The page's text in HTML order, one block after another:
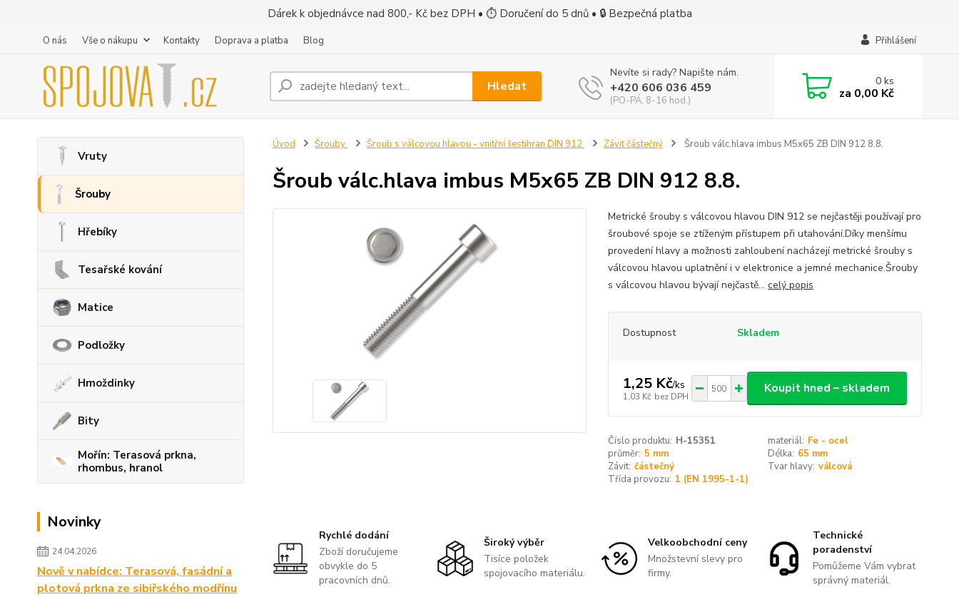
Dárek k objednávce nad 800,- Kč bez DPH • ⏱ Doručení do 5 dnů • 🔒 Bezpečná platba
O nás Vše o nákupu Kontakty Doprava a platba Blog Přihlášení
Hledat
Nevíte si rady? Napište nám.
+420 606 036 459
(PO-PÁ, 8-16 hod.)
0ks
za 0,00 Kč
Vruty
Šrouby
Hřebíky
Tesařské kování
Matice
Podložky
Hmoždinky
Bity
Mořín: Terasová prkna,
rhombus, hranol
Novinky
24.04.2026
Nově v nabídce: Terasová, fasádní a
plotová prkna ze sibiřského modřínu
Úvod Šrouby Šroub s válcovou hlavou - vnitřní šestihran DIN 912 Závit částečný Šroub válc.hlava imbus M5x65 ZB DIN 912 8.8.
Šroub válc.hlava imbus M5x65 ZB DIN 912 8.8.
Metrické šrouby s válcovou hlavou DIN 912 se nejčastěji používají pro
šroubové spoje se ztíženým přístupem při utahování.Díky menšímu
provedení hlavy a možnosti zahloubení nacházejí metrické šrouby s
válcovou hlavou uplatnění i v elektronice a jemné mechanice.Šrouby
s válcovou hlavou bývají nejčastě... celý popis
Dostupnost Skladem
1,25 Kč/ks
1,03 Kč bez DPH
Koupit hned – skladem
Číslo produktu: H-15351 materiál: Fe - ocel
průměr: 5 mm Délka: 65 mm
Závit: částečný Tvar hlavy: válcová
Třída provozu: 1 (EN 1995-1-1)
Rychlé dodání
Zboží doručujeme
obvykle do 5
pracovních dnů.
Široký výběr
Tisíce položek
spojovacího materiálu.
Velkoobchodní ceny
Množstevní slevy pro
firmy.
Technické
poradenství
Pomůžeme Vám vybrat
správný materiál.